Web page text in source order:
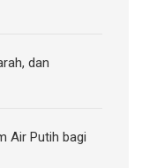
dan
Air Putih bagi